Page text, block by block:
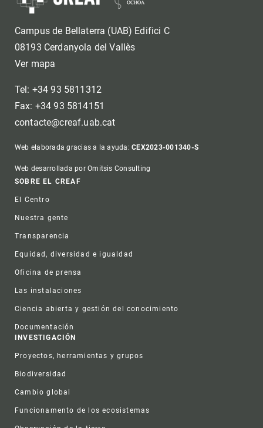
Campus de Bellaterra (UAB) Edifici C
08193 Cerdanyola del Vallès
Ver mapa
Tel: +34 93 5811312
Fax: +34 93 5814151
contacte@creaf.uab.cat
Web elaborada gracias a la ayuda:CEX2023-001340-S
Web desarrollada por Omitsis Consulting
Footer
SOBRE EL CREAF
El Centro
Nuestra gente
Transparencia
Equidad, diversidad e igualdad
Oficina de prensa
Las instalaciones
Ciencia abierta y gestión del conocimiento
Documentación
INVESTIGACIÓN
Proyectos, herramientas y grupos
Biodiversidad
Cambio global
Funcionamento de los ecosistemas